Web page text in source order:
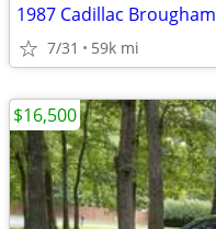
1987 Cadillac Brougham
7/31 59k mi
$16,500